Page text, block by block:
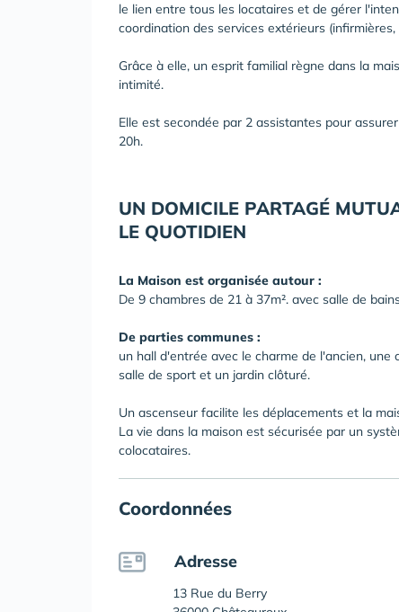
le lien entre tous les locataires et de gérer
coordination des services extérieurs (infirmières,
Grâce à elle, un esprit familial règne dans la
intimité.
Elle est secondée par 2 assistantes pour
20h.
UN DOMICILE PARTAGÉ
LE QUOTIDIEN
La Maison est organisée autour :
De 9 chambres de 21 à 37m². avec salle de
De parties communes :
un hall d'entrée avec le charme de l'ancien, une
salle de sport et un jardin clôturé.
Un ascenseur facilite les déplacements et la
La vie dans la maison est sécurisée par un
colocataires.
Coordonnées
Adresse
13 Rue du Berry